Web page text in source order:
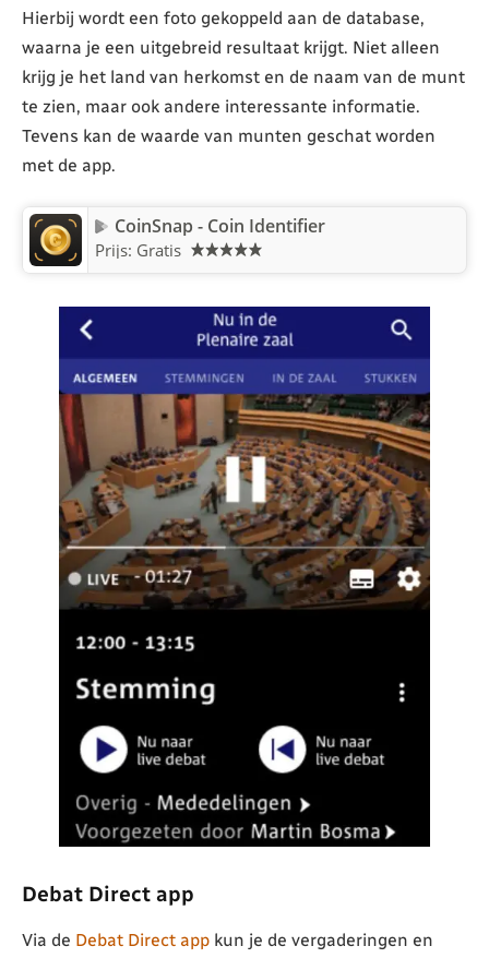
Hierbij wordt een foto gekoppeld aan de database,
waarna je een uitgebreid resultaat krijgt. Niet alleen
krijg je het land van herkomst en de naam van de munt
te zien, maar ook andere interessante informatie.
Tevens kan de waarde van munten geschat worden
met de app.
CoinSnap - Coin Identifier
Prijs: Gratis
Debat Direct app
Via de Debat Direct app kun je de vergaderingen en